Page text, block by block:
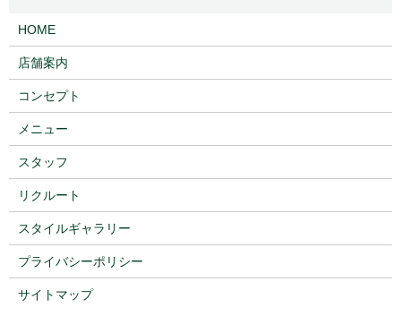
HOME
店舗案内
コンセプト
メニュー
スタッフ
リクルート
スタイルギャラリー
プライバシーポリシー
サイトマップ